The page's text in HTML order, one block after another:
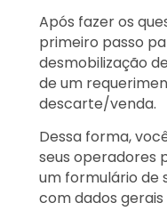
Após fazer os
primeiro passo
desmobilização
de um
descarte/venda.
Dessa forma,
seus operadores
um formulário de
com dados